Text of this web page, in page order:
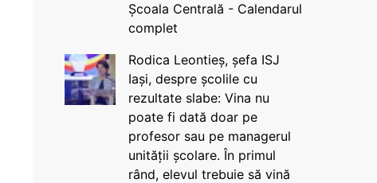
Școala Centrală - Calendarul
complet
Rodica Leontieș, șefa ISJ
Iași, despre școlile cu
rezultate slabe: Vina nu
poate fi dată doar pe
profesor sau pe managerul
unității școlare. În primul
rând, elevul trebuie să vină